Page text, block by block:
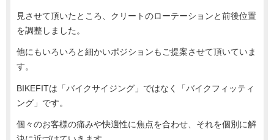
見させて頂いたところ、クリートのローテーションと前後位置
を調整しました。
他にもいろいろと細かいポジションもご提案させて頂いていま
す。
BIKEFITは「バイクサイジング」ではなく「バイクフィッティ
ング」です。
個々のお客様の痛みや快適性に焦点を合わせ、それを個別に解